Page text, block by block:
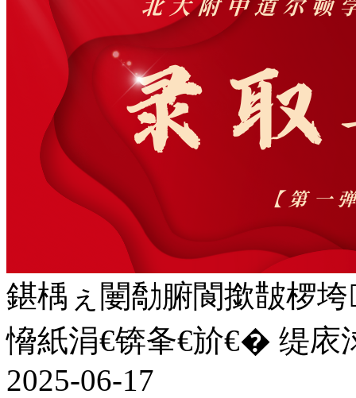
鍖楀ぇ闄勪腑閬撳皵椤
愶紙涓€锛夆€斺€� 缇
2025-06-17